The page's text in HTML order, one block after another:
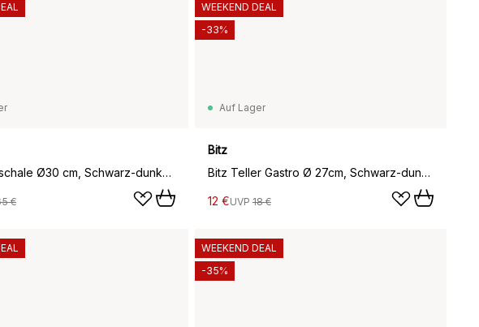
Bitz Salatschale Ø30 cm, Schwarz-dunkelblau
€
Auf Lager
Bitz
Bitz Teller Gastro Ø 27cm, Schwarz-dunkelblau
12 €UVP 18 €
WEEKEND DEAL
-33%
WEEKEND DEAL
-35%